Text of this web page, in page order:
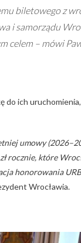
biletowego z
i samorządu
celem – mówi
do ich
umowy
rocznie, które
honorowania
Wrocławia.